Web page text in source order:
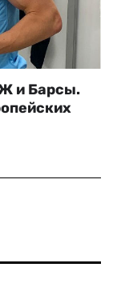
и Барсы.